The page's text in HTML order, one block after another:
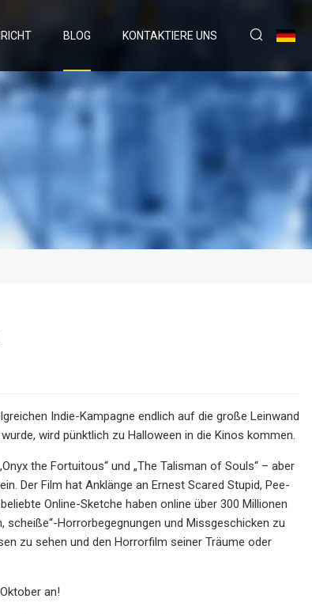
BLOG KONTAKTIERE UNS
Indie-Kampagne endlich auf die große Leinwand
wird pünktlich zu Halloween in die Kinos kommen.
the Fortuitous“ und „The Talisman of Souls“ – aber
Der Film hat Anklänge an Ernest Scared Stupid, Pee-
Online-Sketche haben online über 300 Millionen
Horrorbegegnungen und Missgeschicken zu
zu sehen und den Horrorfilm seiner Träume oder
an!